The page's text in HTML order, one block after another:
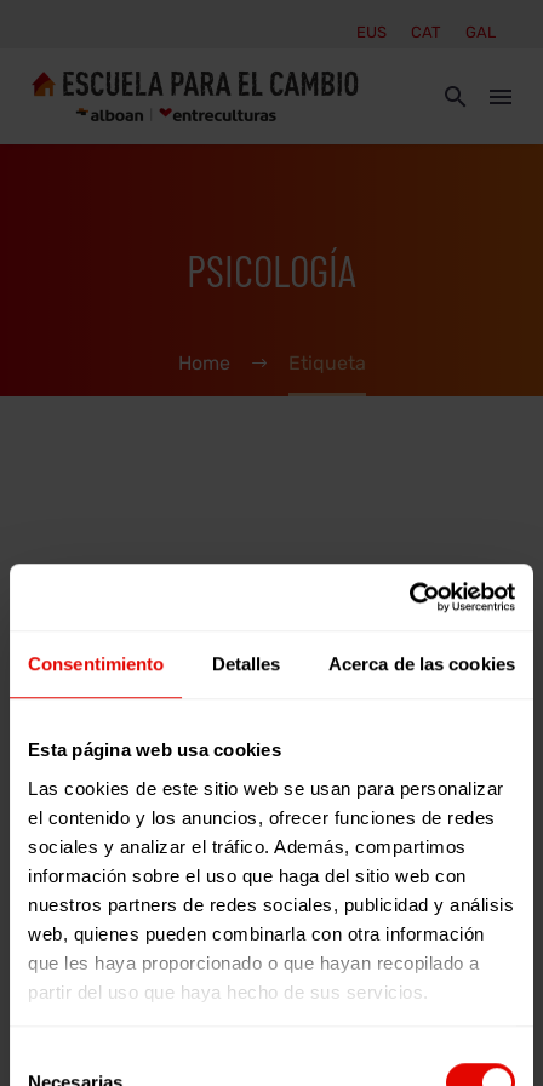
Consentimiento Detalles Acerca de las cookies
Esta página web usa cookies
Las cookies de este sitio web se usan para personalizar
el contenido y los anuncios, ofrecer funciones de redes
sociales y analizar el tráfico. Además, compartimos
información sobre el uso que haga del sitio web con
nuestros partners de redes sociales, publicidad y análisis
web, quienes pueden combinarla con otra información
que les haya proporcionado o que hayan recopilado a
partir del uso que haya hecho de sus servicios.
EUS CAT GAL
PSICOLOGÍA
Home Etiqueta
TRANSFORMACIÓN
VOLUNTARIADO:
Y
TRANSFORMACIÓN
TIEMPO DE
LECTURA: 6
MINUTOS
¿Y si nos
aproximáramos
al
voluntariado
LEER MÁS
0 0